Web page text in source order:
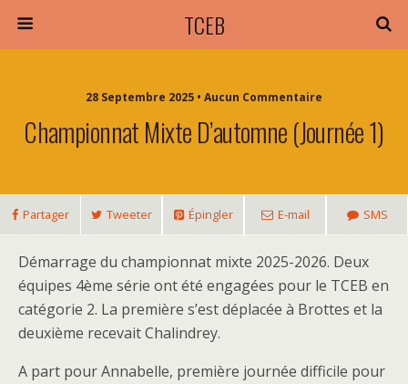
TCEB
28 Septembre 2025 • Aucun Commentaire
Championnat Mixte D’automne (journée 1)
Partager Tweeter Épingler E-mail SMS
Démarrage du championnat mixte 2025-2026. Deux
équipes 4ème série ont été engagées pour le TCEB en
catégorie 2. La première s’est déplacée à Brottes et la
deuxième recevait Chalindrey.
A part pour Annabelle, première journée difficile pour